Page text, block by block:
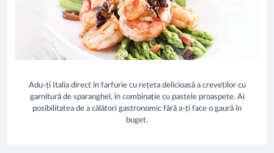
Adu-ți Italia direct în farfurie cu rețeta delicioasă a creveților cu
garnitură de sparanghel, în combinație cu pastele proaspete. Ai
posibilitatea de a călători gastronomic fără a-ți face o gaură în
buget.